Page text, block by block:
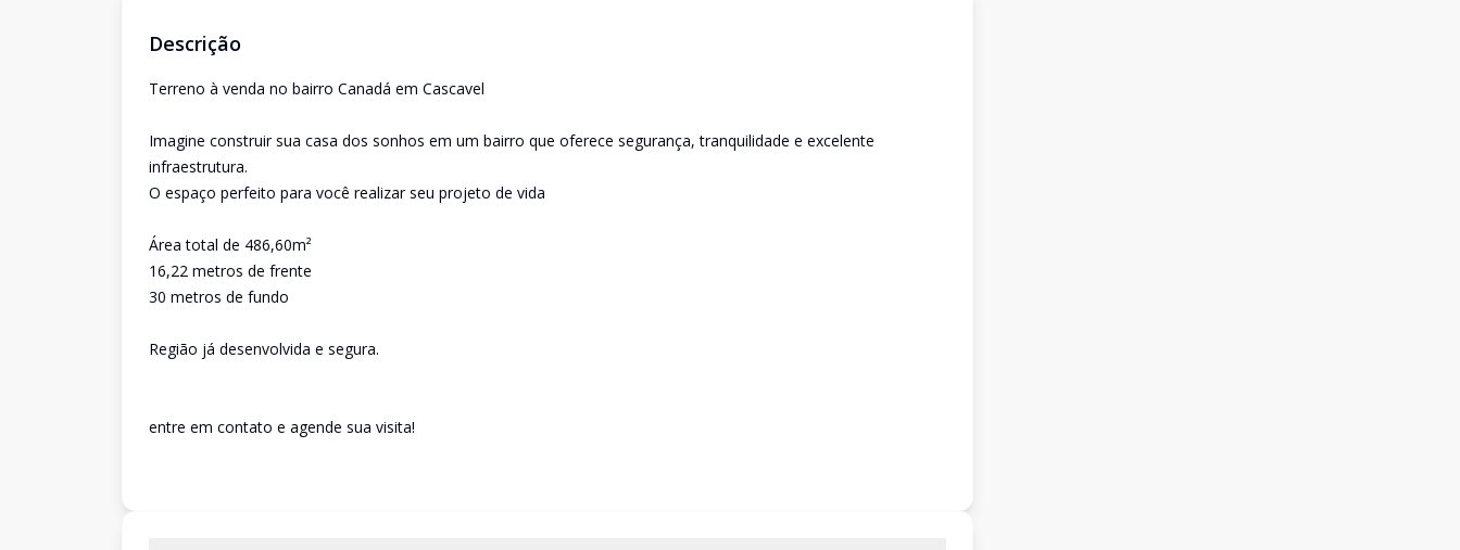
Descrição
Terreno à venda no bairro Canadá em Cascavel
Imagine construir sua casa dos sonhos em um bairro que oferece segurança, tranquilidade e excelente
infraestrutura.
O espaço perfeito para você realizar seu projeto de vida
Área total de 486,60m²
16,22 metros de frente
30 metros de fundo
Região já desenvolvida e segura.
entre em contato e agende sua visita!